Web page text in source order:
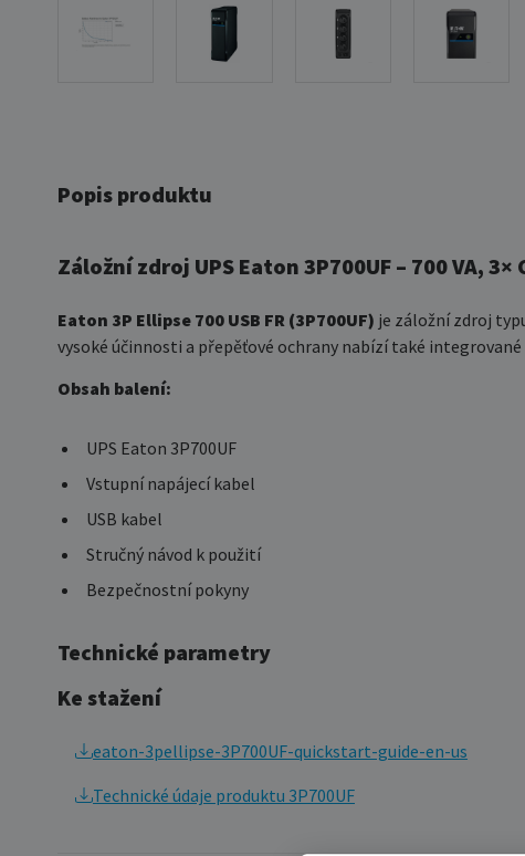
Popis produktu
Záložní zdroj UPS Eaton 3P700UF – 700 VA,
Eaton 3P Ellipse 700 USB FR (3P700UF) je záložní zdroj
vysoké účinnosti a přepěťové ochrany nabízí také
Obsah balení:
UPS Eaton 3P700UF
Vstupní napájecí kabel
USB kabel
Stručný návod k použití
Bezpečnostní pokyny
Technické parametry
Ke stažení
eaton-3pellipse-3P700UF-quickstart-guide-en-us
Technické údaje produktu 3P700UF